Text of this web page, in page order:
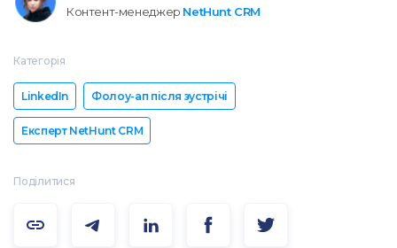
Контент-менеджер NetHunt CRM
Категорія
LinkedIn Фолоу-ап після зустрічі
Експерт NetHunt CRM
Поділитися